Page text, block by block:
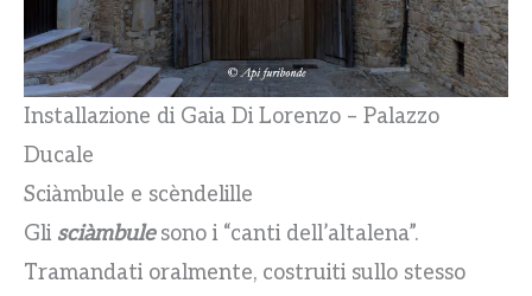
Installazione di Gaia Di Lorenzo – Palazzo
Ducale
Sciàmbule e scèndelille
Gli sciàmbulesono i “canti dell’altalena”.
Tramandati oralmente, costruiti sullo stesso